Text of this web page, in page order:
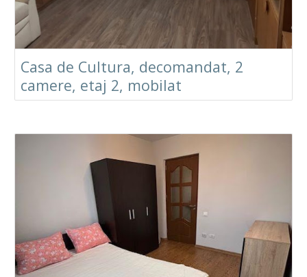
Casa de Cultura, decomandat, 2
camere, etaj 2, mobilat